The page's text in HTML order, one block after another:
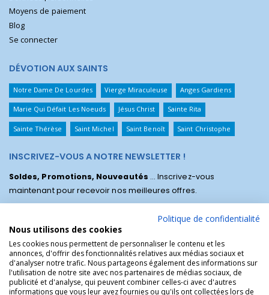
Moyens de paiement
Blog
Se connecter
DÉVOTION AUX SAINTS
Notre Dame De Lourdes Vierge Miraculeuse Anges Gardiens
Marie Qui Défait Les Noeuds Jésus Christ Sainte Rita
Sainte Thérèse Saint Michel Saint Benoît Saint Christophe
INSCRIVEZ-VOUS A NOTRE NEWSLETTER !
Soldes, Promotions, Nouveautés ... Inscrivez-vous
maintenant pour recevoir nos meilleures offres.
Politique de confidentialité
Nous utilisons des cookies
Les cookies nous permettent de personnaliser le contenu et les
annonces, d'offrir des fonctionnalités relatives aux médias sociaux et
d'analyser notre trafic. Nous partageons également des informations sur
l'utilisation de notre site avec nos partenaires de médias sociaux, de
publicité et d'analyse, qui peuvent combiner celles-ci avec d'autres
informations que vous leur avez fournies ou qu'ils ont collectées lors de